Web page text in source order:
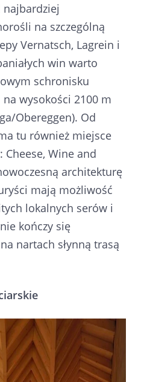
najbardziej
na szczególną
Vernatsch, Lagrein i
win warto
schronisku
wysokości 2100 m
Obereggen). Od
tu również miejsce
Wine and
architekturę
mają możliwość
lokalnych serów i
kończy się
nartach słynną trasą